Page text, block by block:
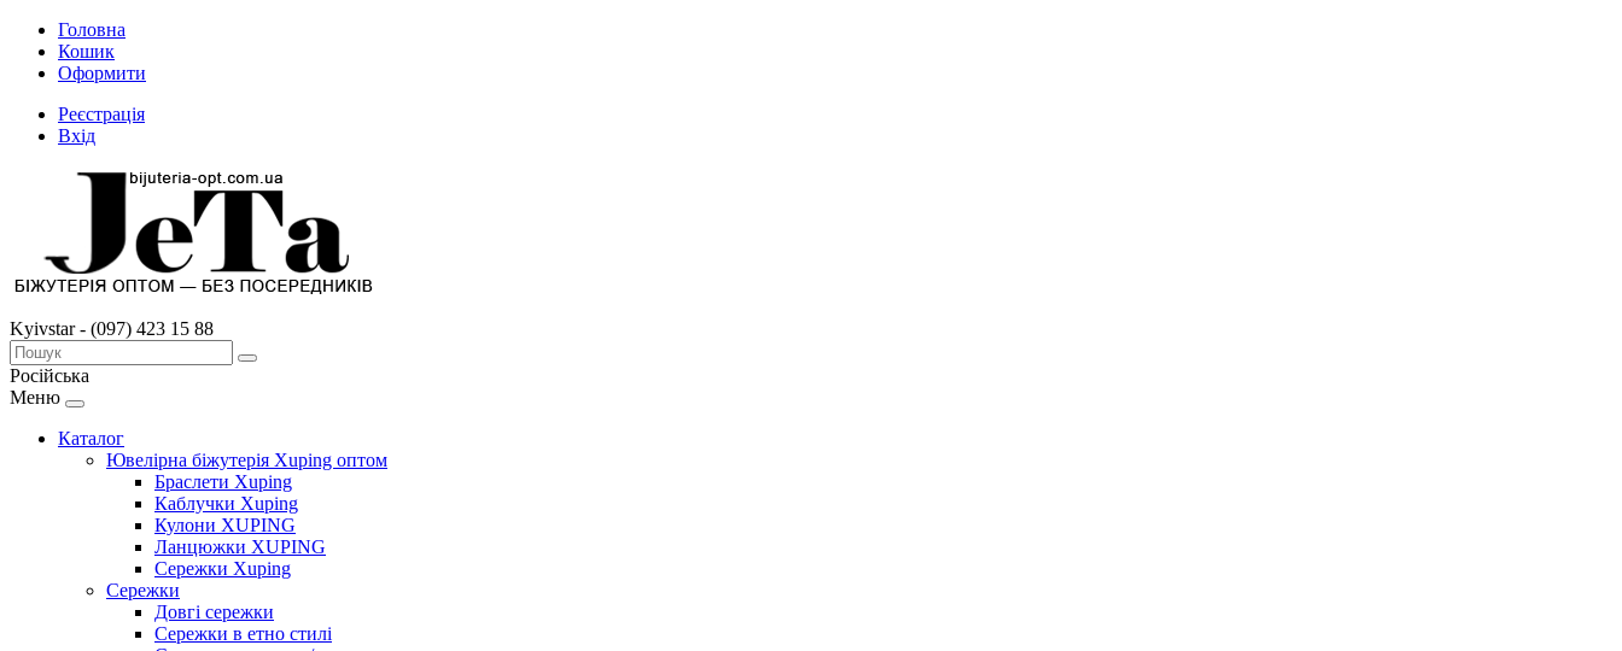
Головна
Кошик
Оформити
Реєстрація
Вхід
Kyivstar - (097) 423 15 88
Російська
Меню
Каталог
Ювелірна біжутерія Xuping оптом
Браслети Xuping
Каблучки Xuping
Кулони XUPING
Ланцюжки XUPING
Сережки Xuping
Сережки
Довгі сережки
Сережки в етно стилі